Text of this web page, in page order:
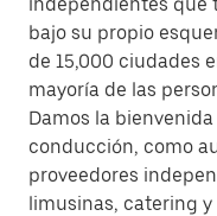
bajo su propio
de 15,000 ciudades
mayoría de las
Damos la
conducción, como
proveedores
limusinas, catering